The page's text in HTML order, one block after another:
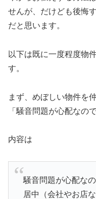
せんが、だけども後悔
だと思います。
以下は既に一度程度物
す。
まず、めぼしい物件を
「騒音問題が心配なの
内容は
騒音問題が心配な
居中（会社やお店